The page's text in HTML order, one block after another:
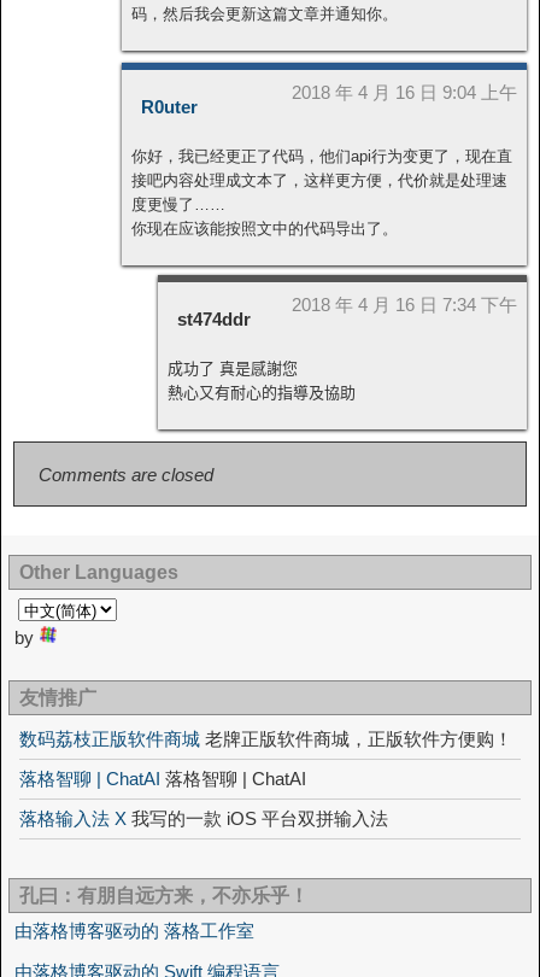
码，然后我会更新这篇文章并通知你。
R0uter
2018 年 4 月 16 日 9:04 上午
你好，我已经更正了代码，他们api行为变更了，现在直
接吧内容处理成文本了，这样更方便，代价就是处理速
度更慢了……
你现在应该能按照文中的代码导出了。
st474ddr
2018 年 4 月 16 日 7:34 下午
成功了 真是感謝您
熱心又有耐心的指導及協助
Comments are closed
Other Languages
by
友情推广
数码荔枝正版软件商城 老牌正版软件商城，正版软件方便购！
落格智聊 | ChatAI 落格智聊 | ChatAI
落格输入法 X 我写的一款 iOS 平台双拼输入法
孔曰：有朋自远方来，不亦乐乎！
由落格博客驱动的 落格工作室
由落格博客驱动的 Swift 编程语言